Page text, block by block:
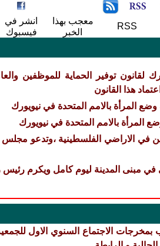
RSS
معجب بهذا
الخبر
انشر في
فيسبوك
لقانون توفير الحماية للموظفين
هذا القانون
المرأة بالامم المتحدة في نيويورك
المرأة بالامم المتحدة في نيويورك
في الاراضي الفلسطينية ،وتدعو
مبنى المدينة ليوم كامل ويكرم رئيس
بمخرجات الاجتماع السنوي الاول